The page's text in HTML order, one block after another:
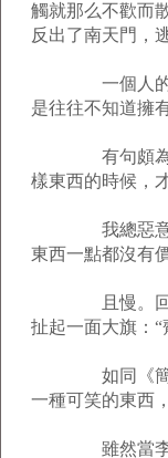
觸就那么不歡而
反出了南天門，
一個人的痛
是往往不知道擁
有句頗為小
樣東西的時候，
我總惡意地
東西一點都沒有
且慢。回山
扯起一面大旗：“
如同《簡愛
一種可笑的東西
雖然當李天